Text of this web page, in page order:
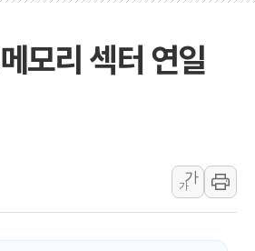
동해시, 11~14일 '별
강원 중·남부 동해안
'호우 특보' 경북 울
주말 무더위·열대야
모리 섹터 연일
가
가